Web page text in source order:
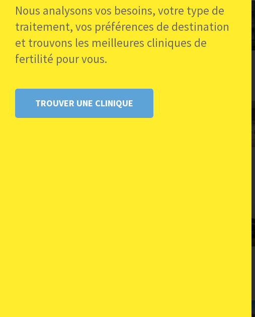
Nous analysons vos besoins, votre type de
traitement, vos préférences de destination
et trouvons les meilleures cliniques de
fertilité pour vous.
TROUVER UNE CLINIQUE